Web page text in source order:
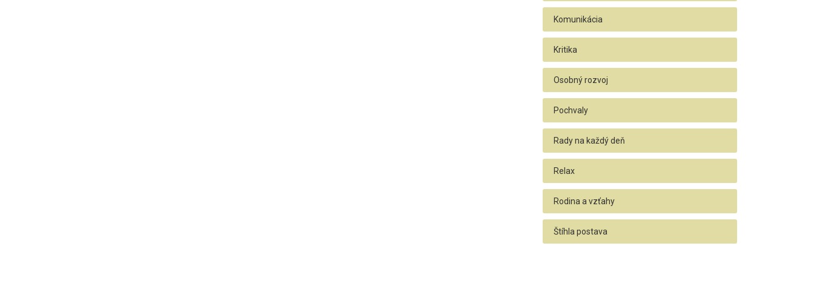
Komunikácia
Kritika
Osobný rozvoj
Pochvaly
Rady na každý deň
Relax
Rodina a vzťahy
Štíhla postava